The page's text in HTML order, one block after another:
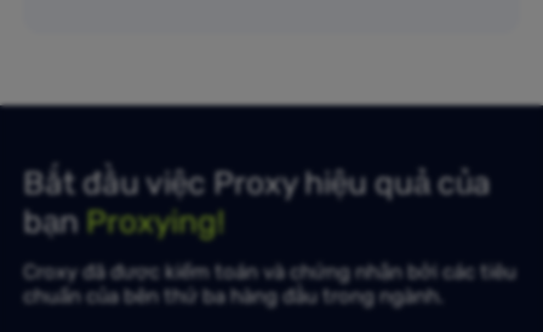
Bắt đầu việc Proxy hiệu quả của
bạn Proxying!
Croxy đã được kiểm toán và chứng nhận bởi các tiêu
chuẩn của bên thứ ba hàng đầu trong ngành.